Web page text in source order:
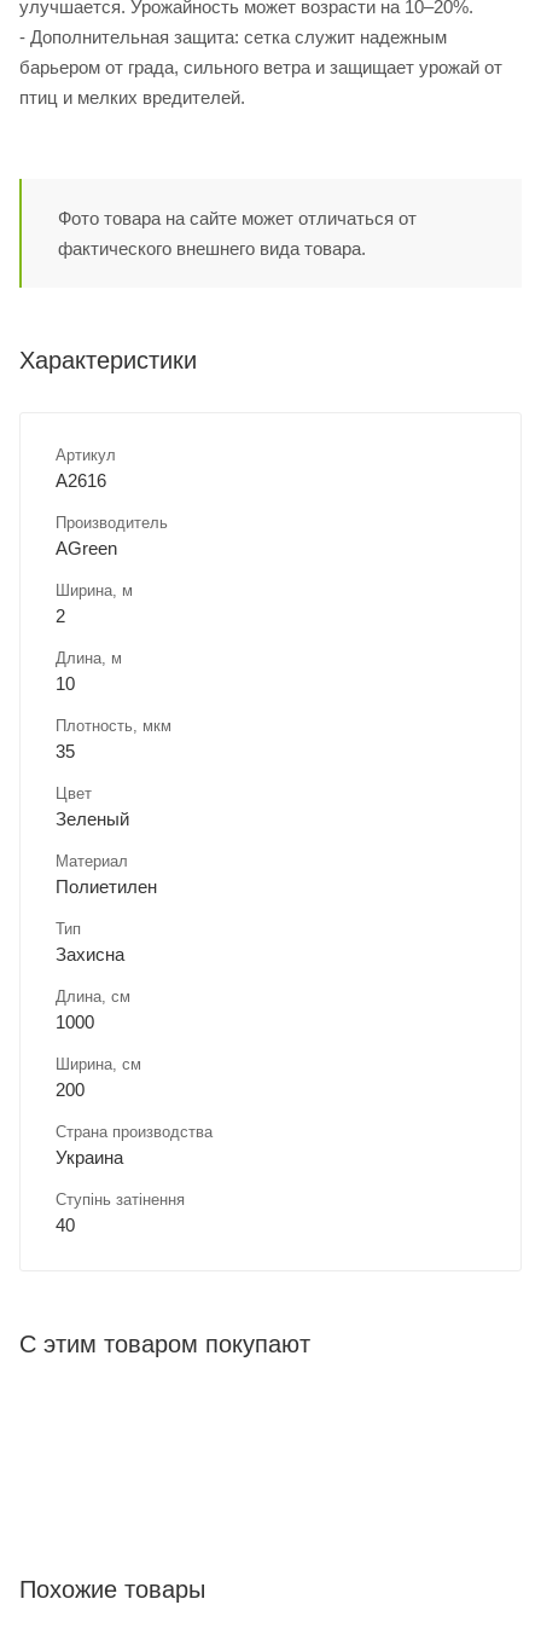
улучшается. Урожайность может возрасти на 10–20%.
- Дополнительная защита: сетка служит надежным
барьером от града, сильного ветра и защищает урожай от
птиц и мелких вредителей.
Фото товара на сайте может отличаться от
фактического внешнего вида товара.
Характеристики
Артикул
A2616
Производитель
AGreen
Ширина, м
2
Длина, м
10
Плотность, мкм
35
Цвет
Зеленый
Материал
Полиетилен
Тип
Захисна
Длина, cм
1000
Ширина, cм
200
Страна производства
Украина
Ступінь затінення
40
С этим товаром покупают
Похожие товары